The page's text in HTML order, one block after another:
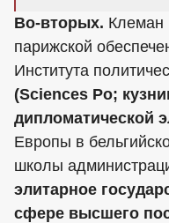
Во-вторых. Клеман
парижской
Института
(Sciences Po;
дипломатической
Европы в
школы
элитарное
сфере высшего